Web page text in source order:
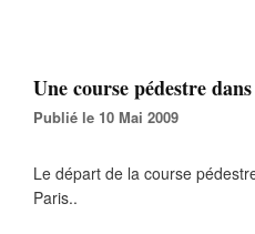
Une course pédestre
Publié le 10 Mai 2009
Le départ de la course
Paris..